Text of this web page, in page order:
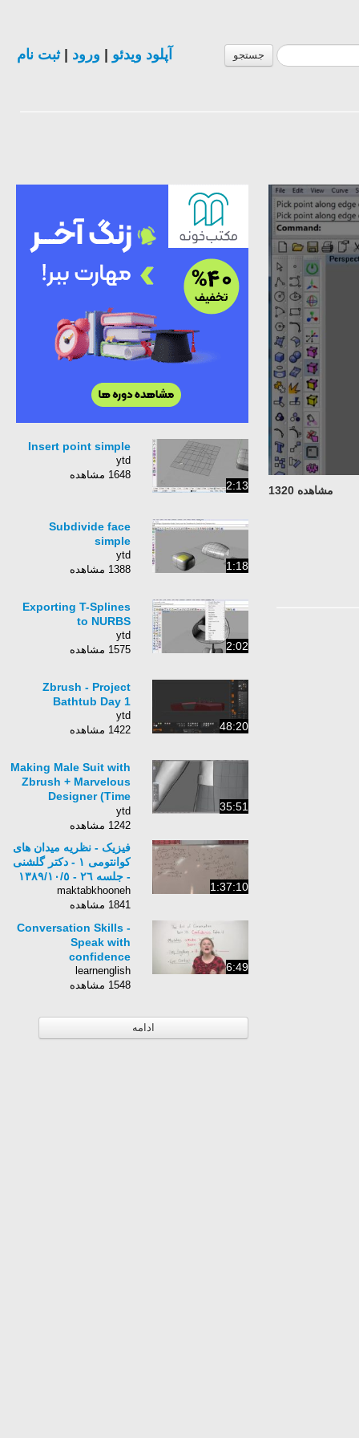
جستجو آپلود ویدئو ورود |ثبت نام
مشاهده 1320 2:13
Insert point simple
ytd
1648 مشاهده
1:18
Subdivide face
simple
ytd
1388 مشاهده
2:02
Exporting T-Splines
to NURBS
ytd
1575 مشاهده
48:20
Zbrush - Project
Bathtub Day 1
ytd
1422 مشاهده
35:51
Making Male Suit with
Zbrush + Marvelous
Designer (Time
Lapse)
ytd
1242 مشاهده
1:37:10
فیزیک - نظریه میدان های
كوانتومی ١ - دکتر گلشنی
- جلسه ٢٦ - ١٣٨٩/١٠/٥
maktabkhooneh
1841 مشاهده
6:49
Conversation Skills -
Speak with
confidence
learnenglish
1548 مشاهده
ادامه